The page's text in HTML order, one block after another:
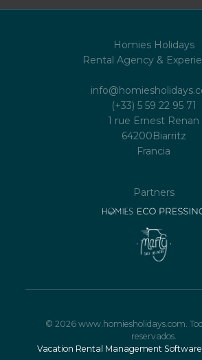
será de 50 euros.
Se admiten mascotas en el
Homies Holidays lo invita a
las reglas de la casa, que se
automáticamente al confirmar la
Homies Holidays
Rental Agency &
(+33) 5 59 22 95 71
1 rue Ernest Renan
64200Biarritz
Francia
Partners
© 2026 www.homiesholidays.com.
reservados.
Vacation Rental Management